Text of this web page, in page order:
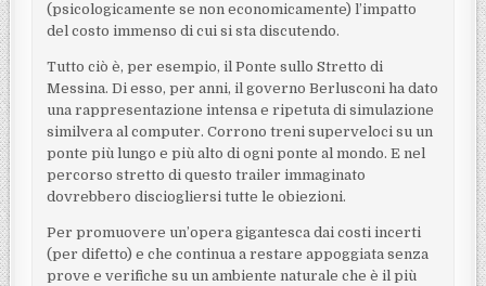
(psicologicamente se non economicamente) l’impatto
del costo immenso di cui si sta discutendo.
Tutto ciò è, per esempio, il Ponte sullo Stretto di
Messina. Di esso, per anni, il governo Berlusconi ha dato
una rappresentazione intensa e ripetuta di simulazione
similvera al computer. Corrono treni superveloci su un
ponte più lungo e più alto di ogni ponte al mondo. E nel
percorso stretto di questo trailer immaginato
dovrebbero disciogliersi tutte le obiezioni.
Per promuovere un’opera gigantesca dai costi incerti
(per difetto) e che continua a restare appoggiata senza
prove e verifiche su un ambiente naturale che è il più